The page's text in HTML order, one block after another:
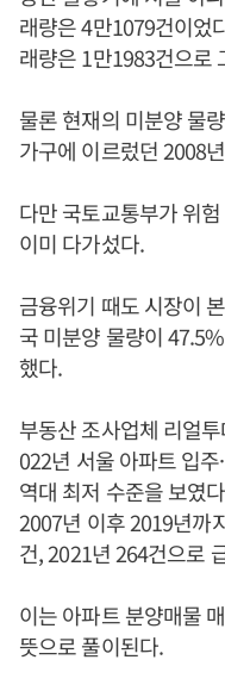
래량은 4만1079건이었
래량은 1만1983건으로
물론 현재의 미분양 물
가구에 이르렀던 2008
다만 국토교통부가 위
이미 다가섰다.
금융위기 때도 시장이
국 미분양 물량이
했다.
부동산 조사업체 리얼
022년 서울 아파트 입
역대 최저 수준을 보였
2007년 이후 2019년까
건, 2021년 264건으로
이는 아파트 분양매물
뜻으로 풀이된다.